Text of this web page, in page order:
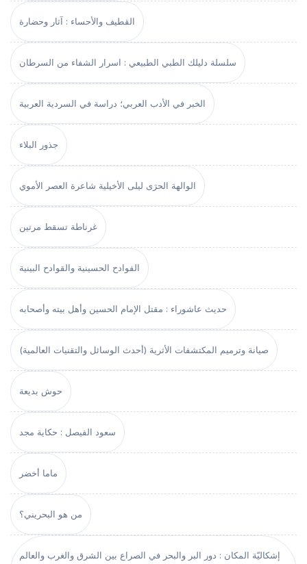
القطيف والأحساء : آثار وحضارة
سلسلة دليلك الطبي الطبيعي : اسرار الشفاء من السرطان
الخبر في الأدب العربي؛ دراسة في السردية العربية
جذور البلاء
الوالهة الحرَى ليلى الأخيلية شاعرة العصر الأموي
غرناطة تسقط مرتين
الفوادح الحسينية والقوادح البينية
حديث عاشوراء : مقتل الإمام الحسين وأهل بيته وأصحابه
صيانة وترميم المكتشفات الأثرية (أحدث الوسائل والتقنيات العالمية)
حوش بديعة
سعود الفيصل : حكاية مجد
ماما أخضر
من هو البحريني؟
إشكاليّة المكان : دور البر والبحر في الصراع بين الشرق والغرب والعالم